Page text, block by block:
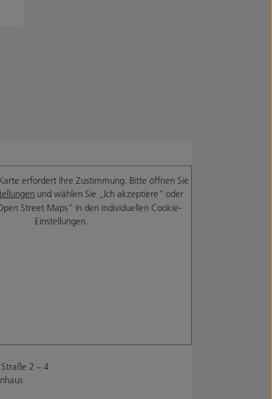
erfordert Ihre Zustimmung. Bitte öffnen Sie
und wählen Sie „Ich akzeptiere“ oder
Street Maps“ in den individuellen Cookie-
Einstellungen.
2 – 4